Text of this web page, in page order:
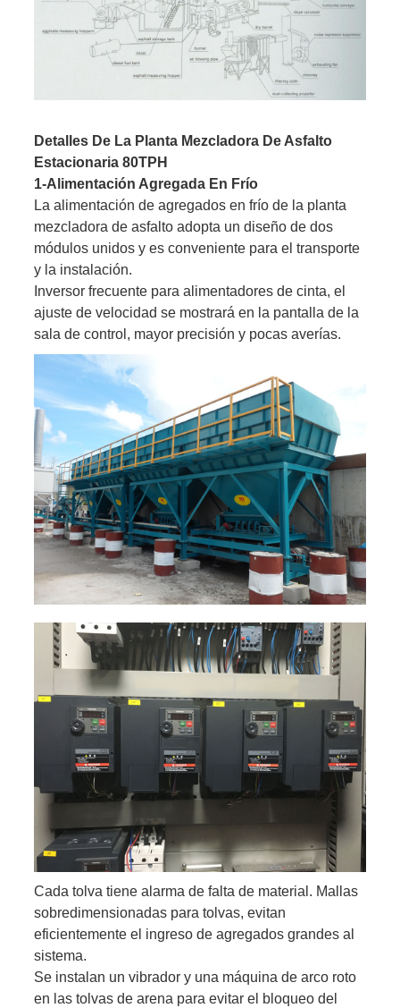
Detalles De La Planta Mezcladora De Asfalto
Estacionaria 80TPH
1-Alimentación Agregada En Frío
La alimentación de agregados en frío de la planta
mezcladora de asfalto adopta un diseño de dos
módulos unidos y es conveniente para el transporte
y la instalación.
Inversor frecuente para alimentadores de cinta, el
ajuste de velocidad se mostrará en la pantalla de la
sala de control, mayor precisión y pocas averías.
Cada tolva tiene alarma de falta de material. Mallas
sobredimensionadas para tolvas, evitan
eficientemente el ingreso de agregados grandes al
sistema.
Se instalan un vibrador y una máquina de arco roto
en las tolvas de arena para evitar el bloqueo del